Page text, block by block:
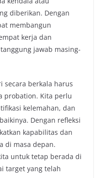
diberikan. Dengan
membangun
kerja dan
jawab masing-
secara berkala harus
probation. Kita perlu
kelemahan, dan
Dengan refleksi
kapabilitas dan
di masa depan.
untuk tetap berada di
target yang telah